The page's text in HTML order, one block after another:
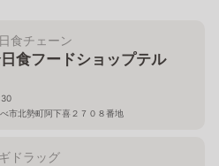
食チェーン
食フードショップテル
市北勢町阿下喜２７０８番地
ドラッグ